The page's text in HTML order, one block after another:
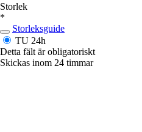
Storlek
*
Storleksguide
TU 24h
Detta fält är obligatoriskt
Skickas inom 24 timmar